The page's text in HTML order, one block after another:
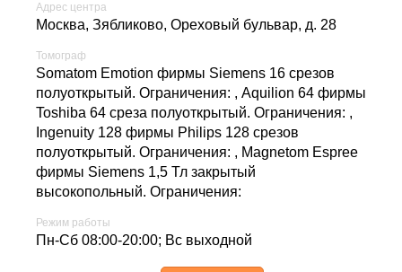
Адрес центра
Москва, Зябликово, Ореховый бульвар, д. 28
Томограф
Somatom Emotion фирмы Siemens 16 срезов
полуоткрытый. Ограничения: , Aquilion 64 фирмы
Toshiba 64 среза полуоткрытый. Ограничения: ,
Ingenuity 128 фирмы Philips 128 срезов
полуоткрытый. Ограничения: , Magnetom Espree
фирмы Siemens 1,5 Тл закрытый
высокопольный. Ограничения:
Режим работы
Пн-Сб 08:00-20:00; Вс выходной